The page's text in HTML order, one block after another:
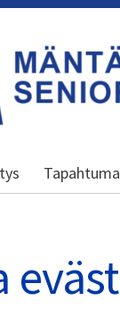
senioriliitto